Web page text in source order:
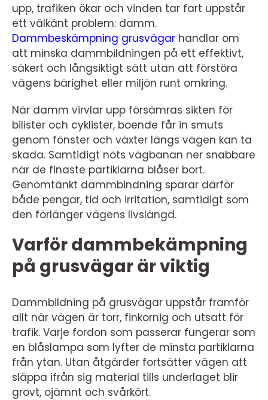
upp, trafiken ökar och vinden tar fart uppstår
ett välkänt problem: damm.
Dammbeskämpning grusvägar handlar om
att minska dammbildningen på ett effektivt,
säkert och långsiktigt sätt utan att förstöra
vägens bärighet eller miljön runt omkring.
När damm virvlar upp försämras sikten för
bilister och cyklister, boende får in smuts
genom fönster och växter längs vägen kan ta
skada. Samtidigt nöts vägbanan ner snabbare
när de finaste partiklarna blåser bort.
Genomtänkt dammbindning sparar därför
både pengar, tid och irritation, samtidigt som
den förlänger vägens livslängd.
Varför dammbekämpning
på grusvägar är viktig
Dammbildning på grusvägar uppstår framför
allt när vägen är torr, finkornig och utsatt för
trafik. Varje fordon som passerar fungerar som
en blåslampa som lyfter de minsta partiklarna
från ytan. Utan åtgärder fortsätter vägen att
släppa ifrån sig material tills underlaget blir
grovt, ojämnt och svårkört.